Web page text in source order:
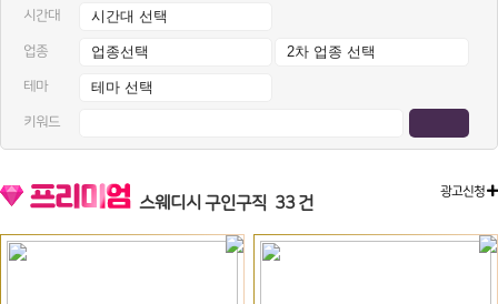
시간대
업종
테마
키워드
스웨디시 구인구직 33 건
광고신청